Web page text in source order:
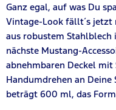
Ganz egal, auf was Du
Vintage-Look fällt´s jetzt
aus robustem
nächste Mustang-
abnehmbaren Deckel
Handumdrehen an Deine
beträgt 600 ml, das